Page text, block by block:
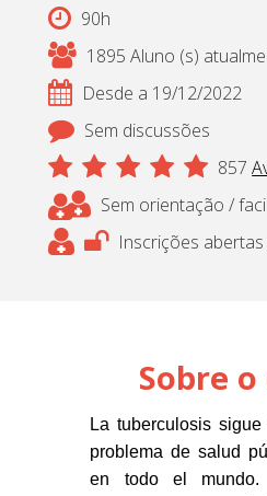
90h
1895 Aluno (s)
Desde a 19/12/2022
Sem discussões
857
Sem orientação /
Inscrições
Sobre
La tuberculosis
problema de salud
en todo el mundo.